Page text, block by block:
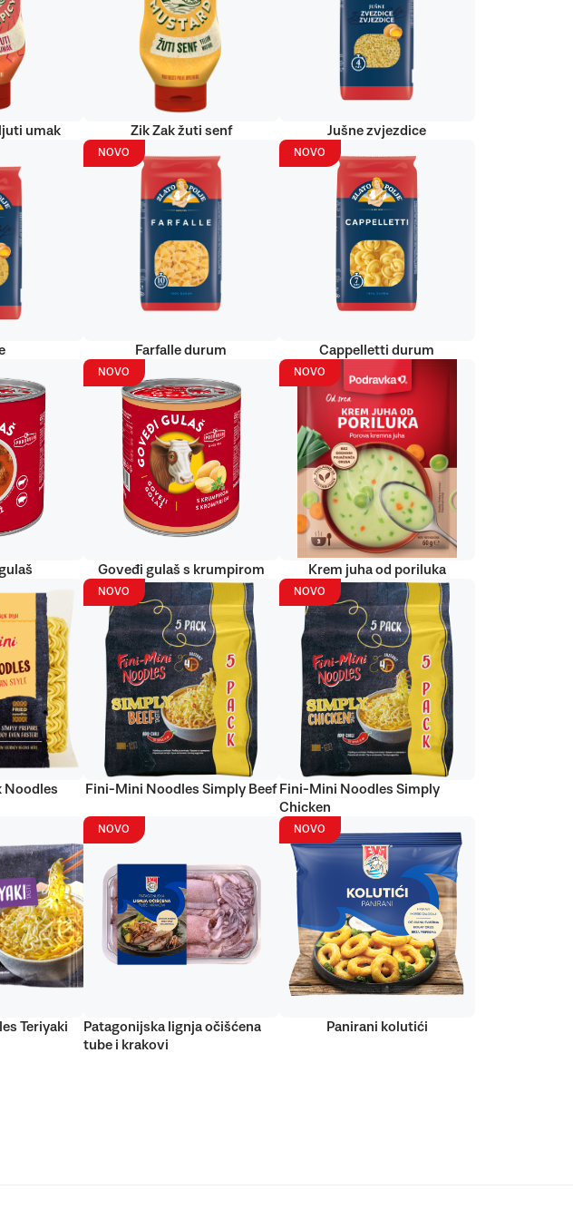
umak Zik Zak žuti senf Jušne zvjezdice
NOVO
Farfalle durum
NOVO
Cappelletti durum
NOVO
Goveđi gulaš s krumpirom
NOVO
Krem juha od poriluka
Noodles
NOVO
Fini-Mini Noodles Simply Beef
NOVO
Fini-Mini Noodles Simply
Chicken
Teriyaki
NOVO
Patagonijska lignja očišćena
tube i krakovi
NOVO
Panirani kolutići